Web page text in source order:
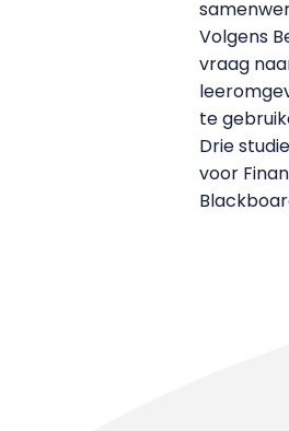
Volgens
vraag
te
Drie
voor